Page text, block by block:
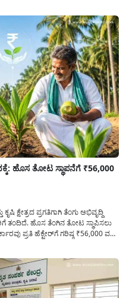
ಹೊಸ ತೋಟ ಸ್ಥಾಪನೆಗೆ ₹56,000
ಕ್ಷೇತ್ರದ ಪ್ರಗತಿಗಾಗಿ ತೆಂಗು ಅಭಿವೃದ್ದಿ
ಹೊಸ ತೆಂಗಿನ ತೋಟ ಸ್ಥಾಪಿಸಲು
ಪ್ರತಿ ಹೆಕ್ಟೇರ್‌ಗೆ ಗರಿಷ್ಠ ₹56,000 ವರೆಗೆ